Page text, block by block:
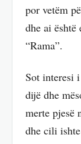
por vetëm
dhe ai
“Rama”.
Sot interesi
dijë dhe
merte pjesë
dhe cili